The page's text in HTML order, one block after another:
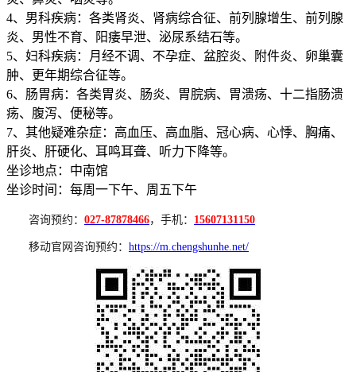
4、男科疾病：各类肾炎、肾病综合征、前列腺增生、前列腺
炎、男性不育、阳痿早泄、泌尿系结石等。
5、妇科疾病：月经不调、不孕症、盆腔炎、附件炎、卵巢囊
肿、更年期综合征等。
6、肠胃病：各类胃炎、肠炎、胃脘病、胃溃疡、十二指肠溃
疡、腹泻、便秘等。
7、其他疑难杂症：高血压、高血脂、冠心病、心悸、胸痛、
肝炎、肝硬化、耳鸣耳聋、听力下降等。
坐诊地点：中南馆
坐诊时间：每周一下午、周五下午
咨询预约： 027-87878466，手机： 15607131150
移动官网咨询预约： https://m.chengshunhe.net/